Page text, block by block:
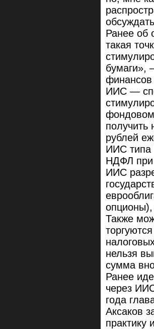
Ранее об
такая
бумаги»,
ИИС —
получить
рублей
ИИС типа
НДФЛ при
ИИС
Также
нельзя
сумма
Ранее
через
года
Аксаков
практику